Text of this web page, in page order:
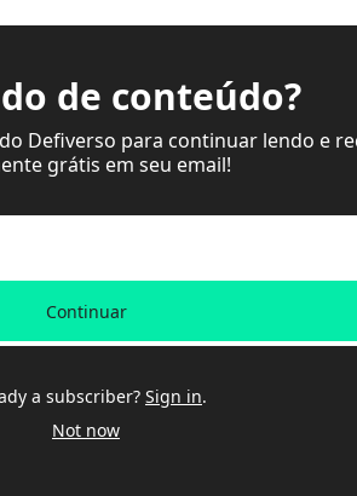
de conteúdo?
Defiverso para continuar lendo e
grátis em seu email!
Continuar
a subscriber? Sign in.
Not now